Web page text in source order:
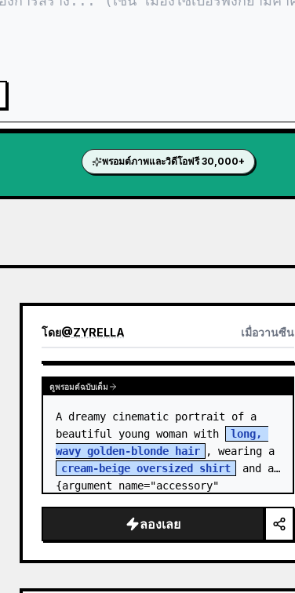
พรอมต์ภาพและวิดีโอฟรี 30,000+
โดย@ZYRELLA เมื่อวานซืน
ดูพรอมต์ฉบับเต็ม
A dreamy cinematic portrait of a
beautiful young woman with
long,
wavy golden-blonde hair
, wearing a
cream-beige oversized shirt
and a
{argument name="accessory"
ลองเลย